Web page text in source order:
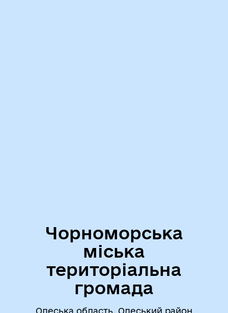
Чорноморська
міська
територіальна
громада
Одеська область, Одеський район